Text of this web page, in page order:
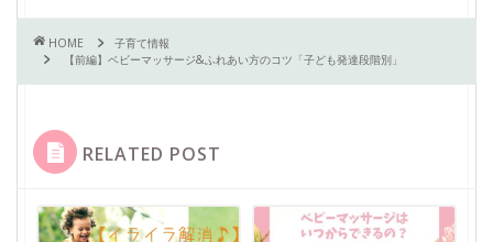
HOME
子育て情報
【前編】ベビーマッサージ&ふれあい方のコツ「子ども発達段階別」
RELATED POST